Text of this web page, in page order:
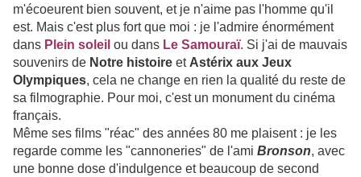
m'écoeurent bien souvent, et je n'aime pas l'homme qu'il
est. Mais c'est plus fort que moi : je l'admire énormément
dans Plein soleil ou dans Le Samouraï. Si j'ai de mauvais
souvenirs de Notre histoire et Astérix aux Jeux
Olympiques, cela ne change en rien la qualité du reste de
sa filmographie. Pour moi, c'est un monument du cinéma
français.
Même ses films "réac" des années 80 me plaisent : je les
regarde comme les "cannoneries" de l'ami Bronson, avec
une bonne dose d'indulgence et beaucoup de second